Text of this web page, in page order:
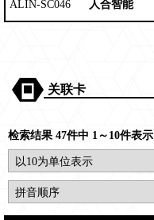
ALIN-SC046
人合智能
关联卡
检索结果 47件中 1～10件表示